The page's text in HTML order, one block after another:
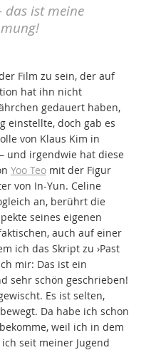
das ist meine
Film zu sein, der auf
hat ihn nicht
gedauert haben,
einstellte, doch gab es
von Klaus Kim in
und irgendwie hat diese
Yoo Teo mit der Figur
von In-Yun. Celine
an, berührt die
seines eigenen
auch auf einer
ich das Skript zu ›Past
mir: Das ist ein
sehr schön geschrieben!
Es ist selten,
Da habe ich schon
weil ich in dem
seit meiner Jugend